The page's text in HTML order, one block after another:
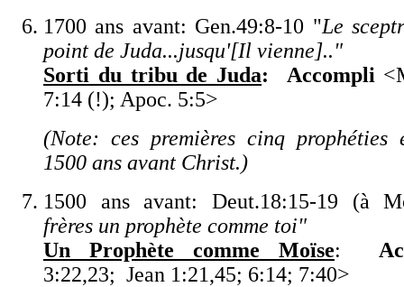
1700 ans avant: Gen.49:8-10 "Le
point de Juda...jusqu'[Il vienne].."
Sorti du tribu de Juda: Accompli <
7:14 (!); Apoc. 5:5>
(Note: ces premières cinq prophéties
1500 ans avant Christ.)
1500 ans avant:
Deut.18:15-19 (à
frères un prophète comme toi"
Un Prophète comme Moïse:
3:22,23; Jean 1:21,45; 6:14; 7:40>